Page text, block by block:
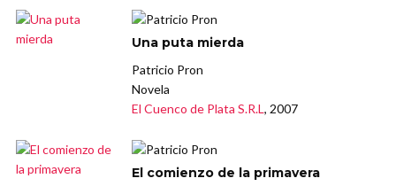
Una puta mierda
Patricio Pron
Novela
El Cuenco de Plata S.R.L, 2007
El comienzo de la primavera